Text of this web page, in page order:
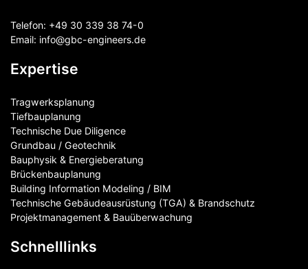
Telefon: +49 30 339 38 74-0
Email: info@gbc-engineers.de
Expertise
Tragwerksplanung
Tiefbauplanung
Technische Due Diligence
Grundbau / Geotechnik
Bauphysik & Energieberatung
Brückenbauplanung
Building Information Modeling / BIM
Technische Gebäudeausrüstung (TGA) & Brandschutz
Projektmanagement & Bauüberwachung
Schnelllinks